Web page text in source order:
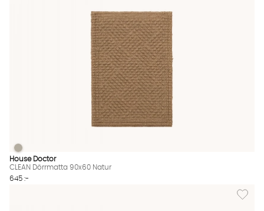
CLEAN Dörrmatta 90x60 Natur Finns även i dessa färger:
CLEAN Dörrmatta 90x60 Natur
House Doctor
CLEAN Dörrmatta 90x60 Natur
645 :-
Lägg